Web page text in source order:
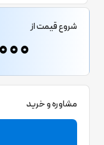
شروع قیمت از
مشاوره و خرید